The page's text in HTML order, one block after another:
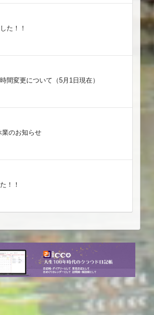
た！！
間変更について（5月1日現在）
業のお知らせ
！！